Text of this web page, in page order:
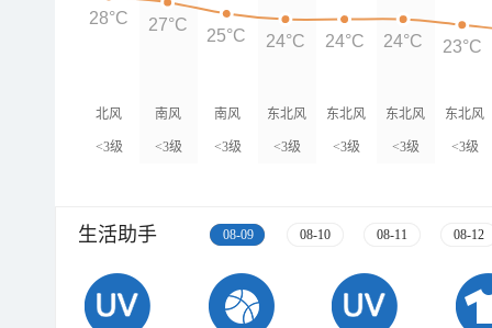
北风
<3级
南风
<3级
南风
<3级
东北风
<3级
东北风
<3级
东北风
<3级
东北风
<3级
28°C 27°C
25°C 24°C 24°C 24°C 23°C
生活助手 08-09 08-10 08-11 08-12